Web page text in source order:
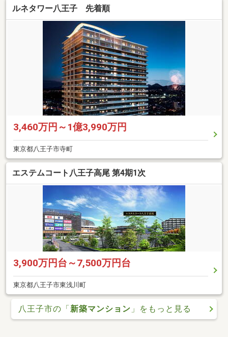
ルネタワー八王子 先着順
3,460万円～1億3,990万円
東京都八王子市寺町
エステムコート八王子高尾 第4期1次
3,900万円台～7,500万円台
東京都八王子市東浅川町
八王子市の「新築マンション 」をもっと見る